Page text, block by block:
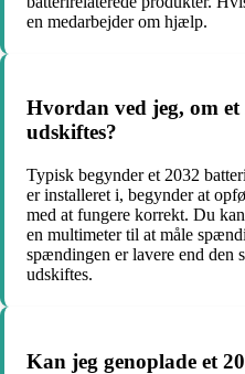
en medarbejder om hjælp.
Hvordan ved jeg, om
udskiftes?
Typisk begynder et 2032
er installeret i, begynder at
med at fungere korrekt. Du
en multimeter til at måle
spændingen er lavere end den
udskiftes.
Kan jeg genoplade et